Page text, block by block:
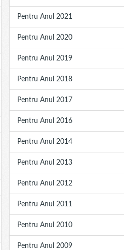
Pentru Anul 2021
Pentru Anul 2020
Pentru Anul 2019
Pentru Anul 2018
Pentru Anul 2017
Pentru Anul 2016
Pentru Anul 2014
Pentru Anul 2013
Pentru Anul 2012
Pentru Anul 2011
Pentru Anul 2010
Pentru Anul 2009